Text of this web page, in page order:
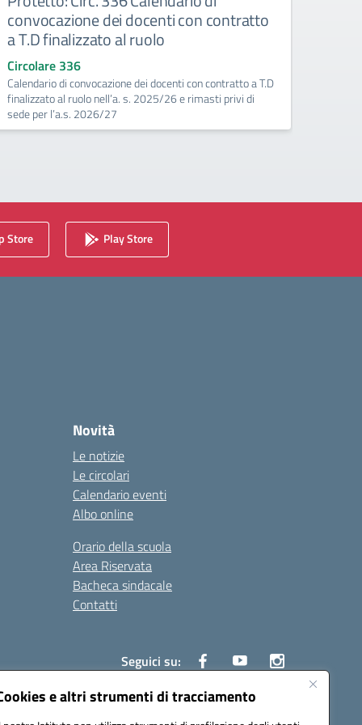
e altri strumenti di tracciamento
convocazione dei docenti con contratto
a T.D finalizzato al ruolo
Circolare 336
Calendario di convocazione dei docenti con contratto a T.D
finalizzato al ruolo nell’a. s. 2025/26 e rimasti privi di
sede per l’a.s. 2026/27
Store Play Store
Novità
Le notizie
Le circolari
Calendario eventi
Albo online
Orario della scuola
Area Riservata
Bacheca sindacale
Contatti
Seguici su: